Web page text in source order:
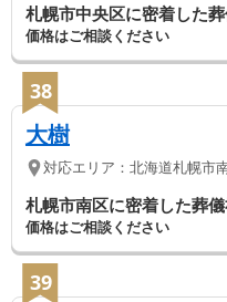
札幌市中央区に密着した
価格はご相談ください
38
大樹
対応エリア： 北海道札幌市
札幌市南区に密着した葬
価格はご相談ください
39